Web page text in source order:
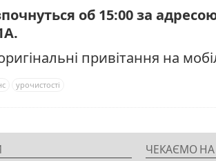
об 15:00 за
привітання на
урочистості
ЧЕКАЄМО